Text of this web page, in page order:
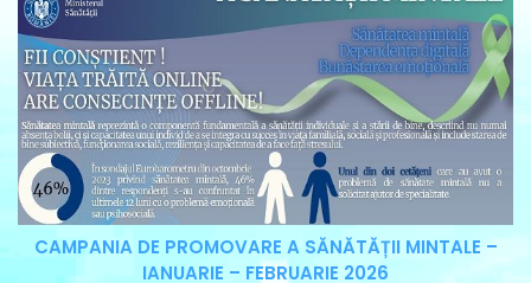
CAMPANIA DE PROMOVARE A SĂNĂTĂȚII MINTALE –
IANUARIE – FEBRUARIE 2026